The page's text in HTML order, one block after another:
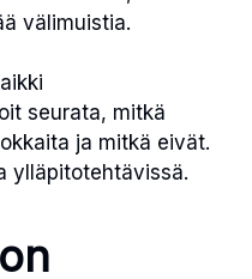
välimuistia.
seurata, mitkä
ja mitkä eivät.
ylläpitotehtävissä.